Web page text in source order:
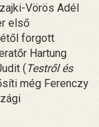
Vörös Adél
első
forgott
Hartung
(Testről és
még Ferenczy